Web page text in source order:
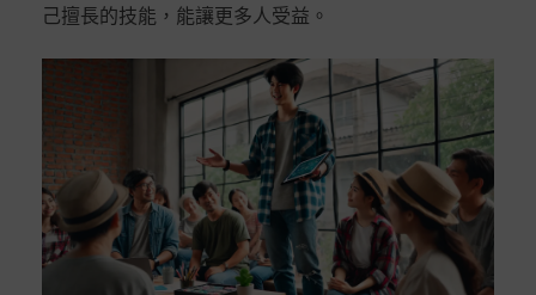
己擅長的技能，能讓更多人受益。